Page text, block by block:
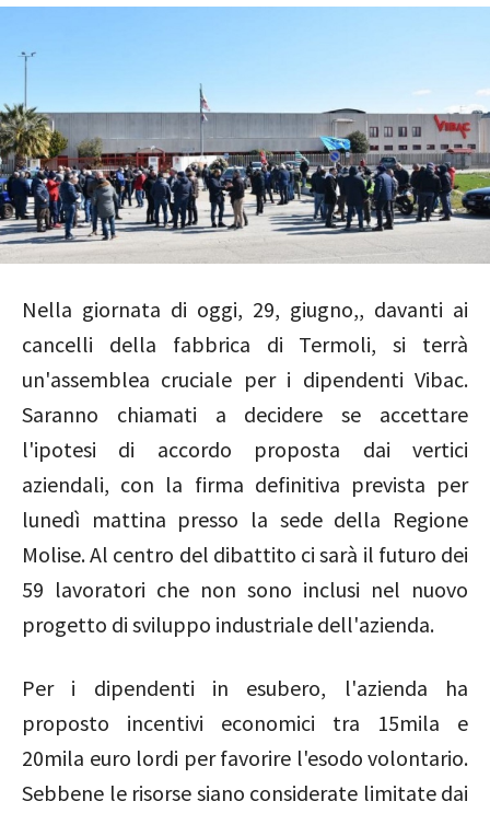
Nella giornata di oggi, 29, giugno,, davanti ai
cancelli della fabbrica di Termoli, si terrà
un'assemblea cruciale per i dipendenti Vibac.
Saranno chiamati a decidere se accettare
l'ipotesi di accordo proposta dai vertici
aziendali, con la firma definitiva prevista per
lunedì mattina presso la sede della Regione
Molise. Al centro del dibattito ci sarà il futuro dei
59 lavoratori che non sono inclusi nel nuovo
progetto di sviluppo industriale dell'azienda.
Per i dipendenti in esubero, l'azienda ha
proposto incentivi economici tra 15mila e
20mila euro lordi per favorire l'esodo volontario.
Sebbene le risorse siano considerate limitate dai